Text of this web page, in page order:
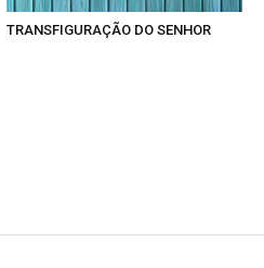
TRANSFIGURAÇÃO DO SENHOR